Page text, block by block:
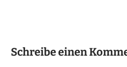
Schreibe einen